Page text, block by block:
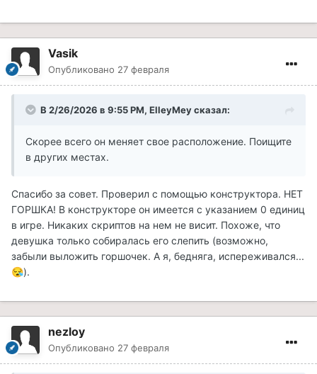
Vasik
Опубликовано 27 февраля
В 2/26/2026 в 9:55 PM, ElleyMeyсказал:
Скорее всего он меняет свое расположение. Поищите
в других местах.
Спасибо за совет. Проверил с помощью конструктора. НЕТ
ГОРШКА! В конструкторе он имеется с указанием 0 единиц
в игре. Никаких скриптов на нем не висит. Похоже, что
девушка только собиралась его слепить (возможно,
забыли выложить горшочек. А я, бедняга, испереживался...
😪).
nezloy
Опубликовано 27 февраля